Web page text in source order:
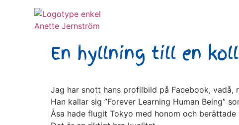
En hyllning till en
Jag har snott hans profilbild på Facebook,
Han kallar sig ”Forever Learning Human Being”
Åsa hade flugit Tokyo med honom och